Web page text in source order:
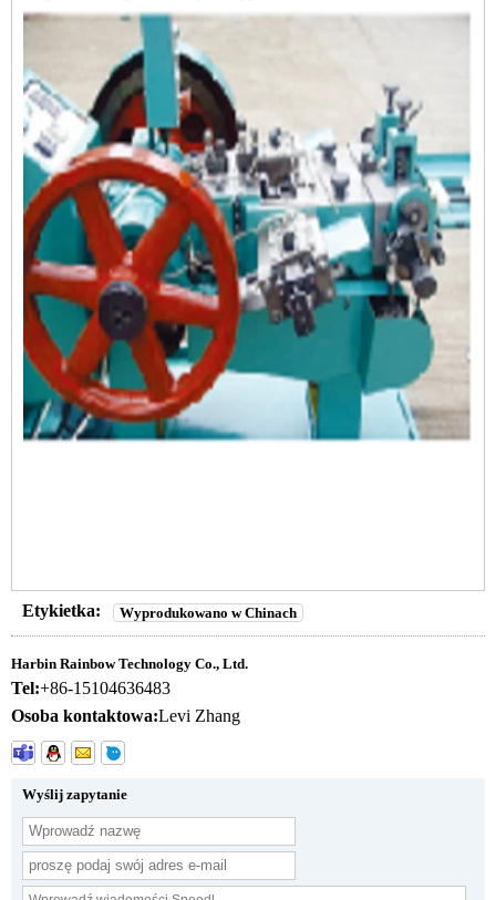
Etykietka: Wyprodukowano w Chinach
Harbin Rainbow Technology Co., Ltd.
Tel:+86-15104636483
Osoba kontaktowa:Levi Zhang
Wyślij zapytanie